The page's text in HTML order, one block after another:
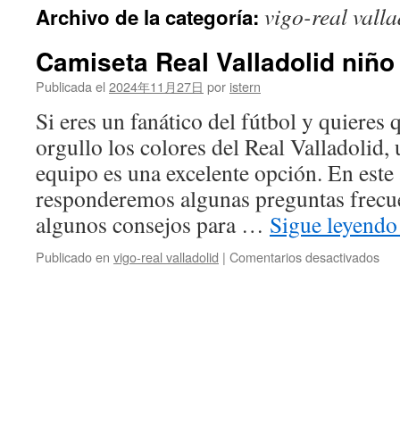
contenido
Archivo de la categoría: vigo-real
Camiseta Real Valladolid niño
Publicada el 2024年11月27日 por istern
Si eres un fanático del fútbol y quieres
orgullo los colores del Real Valladolid,
equipo es una excelente opción. En
responderemos algunas preguntas
algunos consejos para … Sigue
Publicado en vigo-real valladolid | Comentarios desactivadosen